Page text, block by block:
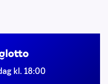
kl. 18:00